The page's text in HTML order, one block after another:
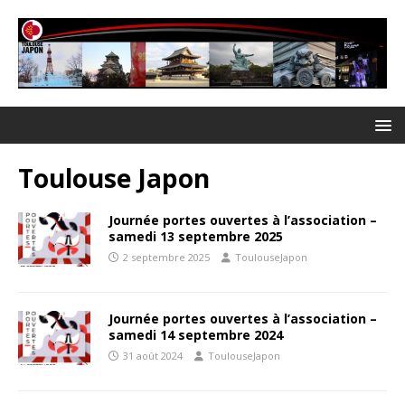
Toulouse Japon
Journée portes ouvertes à l’association –
samedi 13 septembre 2025
2 septembre 2025 ToulouseJapon
Journée portes ouvertes à l’association –
samedi 14 septembre 2024
31 août 2024 ToulouseJapon